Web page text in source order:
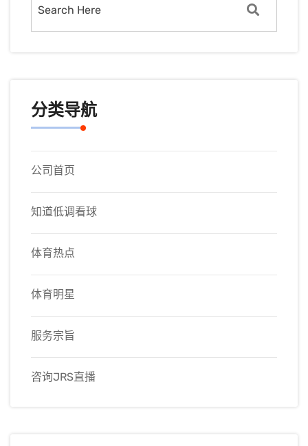
分类导航
公司首页
知道低调看球
体育热点
体育明星
服务宗旨
咨询JRS直播